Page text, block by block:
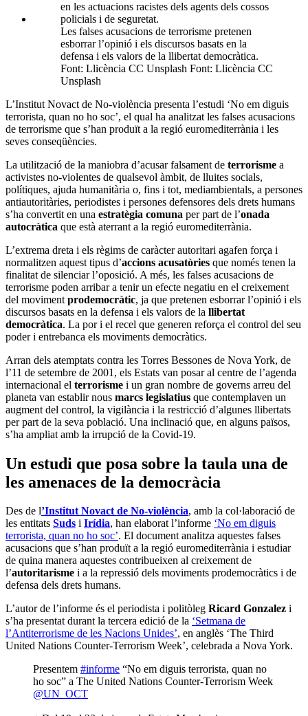
Les falses acusacions de terrorisme pretenen
esborrar l’opinió i els discursos basats en la
defensa i els valors de la llibertat democràtica.
Font: Llicència CC Unsplash Font: Llicència CC
Unsplash
L’Institut Novact de No-violència presenta l’estudi ‘No em diguis
terrorista, quan no ho soc’, el qual ha analitzat les falses acusacions
de terrorisme que s’han produït a la regió euromediterrània i les
seves conseqüències.
La utilització de la maniobra d’acusar falsament de terrorisme a
activistes no-violentes de qualsevol àmbit, de lluites socials,
polítiques, ajuda humanitària o, fins i tot, mediambientals, a persones
antiautoritàries, periodistes i persones defensores dels drets humans
s’ha convertit en una estratègia comuna per part de l’onada
autocràtica que està aterrant a la regió euromediterrània.
L’extrema dreta i els règims de caràcter autoritari agafen força i
normalitzen aquest tipus d’accions acusatòries que només tenen la
finalitat de silenciar l’oposició. A més, les falses acusacions de
terrorisme poden arribar a tenir un efecte negatiu en el creixement
del moviment prodemocràtic, ja que pretenen esborrar l’opinió i els
discursos basats en la defensa i els valors de la llibertat
democràtica. La por i el recel que generen reforça el control del seu
poder i entrebanca els moviments democràtics.
Arran dels atemptats contra les Torres Bessones de Nova York, de
l’11 de setembre de 2001, els Estats van posar al centre de l’agenda
internacional el terrorisme i un gran nombre de governs arreu del
planeta van establir nous marcs legislatius que contemplaven un
augment del control, la vigilància i la restricció d’algunes llibertats
per part de la seva població. Una inclinació que, en alguns països,
s’ha ampliat amb la irrupció de la Covid-19.
Un estudi que posa sobre la taula una de
les amenaces de la democràcia
Des de l’Institut Novact de No-violència, amb la col·laboració de
les entitats Suds i Irídia, han elaborat l’informe ‘No em diguis
terrorista, quan no ho soc’. El document analitza aquestes falses
acusacions que s’han produït a la regió euromediterrània i estudiar
de quina manera aquestes contribueixen al creixement de
l’autoritarisme i a la repressió dels moviments prodemocràtics i de
defensa dels drets humans.
L’autor de l’informe és el periodista i politòleg Ricard Gonzalez i
s’ha presentat durant la tercera edició de la ‘Setmana de
l’Antiterrorisme de les Nacions Unides’, en anglès ‘The Third
United Nations Counter-Terrorism Week’, celebrada a Nova York.
Presentem #informe “No em diguis terrorista, quan no
ho soc” a The United Nations Counter-Terrorism Week
@UN_OCT